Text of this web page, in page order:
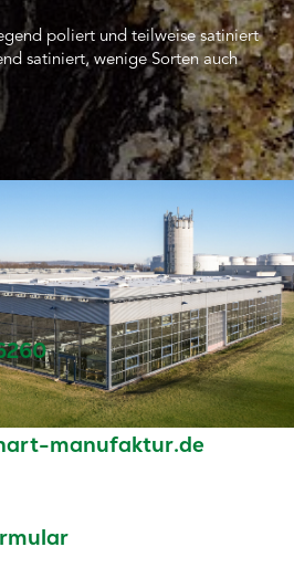
poliert und teilweise satiniert
satiniert, wenige Sorten auch
manufaktur.de